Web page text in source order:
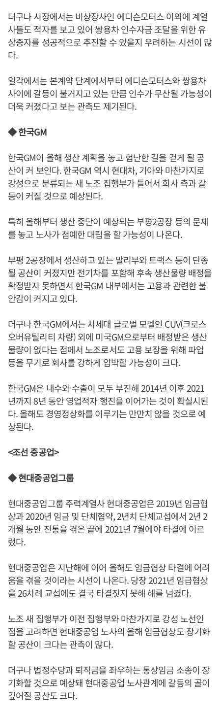
더구나 시장에서는 비상장사인 에디슨모터스 이외에 계열
사들도 적자를 보고 있어 쌍용차 인수자금 조달을 위한 유
상증자를 성공적으로 추진할 수 있을지 우려하는 시선이 많
다.
일각에서는 본계약 단계에서부터 에디슨모터스와 쌍용차
사이에 갈등이 불거지고 있는 만큼 인수가 무산될 가능성이
더욱 커졌다고 보는 관측도 제기된다.
◆ 한국GM
한국GM이 올해 생산 계획을 놓고 험난한 길을 걷게 될 공
산이 커 보인다. 한국GM 역시 현대차, 기아와 마찬가지로
강성으로 분류되는 새 노조 집행부가 들어서 회사 측과 갈
등이 커질 것으로 예상된다.
특히 올해부터 생산 중단이 예상되는 부평2공장 등의 문제
를 놓고 노사가 첨예한 대립을 할 가능성이 나온다.
부평 2공장에서 생산하고 있는 말리부와 트랙스 등이 단종
될 공산이 커졌지만 전기차를 포함해 후속 생산물량 배정을
확정받지 못하면서 한국GM 내부에서는 고용과 관련한 불
안감이 커지고 있다.
더구나 한국GM에서는 차세대 글로벌 모델인 CUV(크로스
오버유틸리티 차량) 외에 미국GM으로부터 배정받은 생산
물량이 없다는 점에서 노조로서도 고용 보장을 위해 파업
등을 무기로 회사를 강하게 압박할 가능성이 크다.
한국GM은 내수와 수출이 모두 부진해 2014년 이후 2021
년까지 8년 동안 영업적자 행진을 이어가는 것이 확실시된
다. 올해도 경영정상화를 이루기는 만만치 않을 것으로 예
상된다.
<조선 중공업>
◆ 현대중공업그룹
현대중공업그룹 주력계열사 현대중공업은 2019년 임금협
상과 2020년 임금 및 단체협약, 2년치 단체교섭에서 2년 2
개월 동안 진통을 겪은 끝에 2021년 7월에야 타결에 이르
렀다.
현대중공업은 지난해에 이어 올해도 임금협상 타결에 어려
움을 겪을 것이라는 시선이 나온다. 당장 2021년 임급협상
을 26차례 교섭에도 결국 타결짓지 못해 해를 넘겼다.
노조 새 집행부가 이전 집행부와 마찬가지로 강성 노선인
점을 고려하면 현대중공업 노사의 올해 임금협상도 장기화
할 공산이 크다는 관측이 많다.
더구나 법정수당과 퇴직금을 좌우하는 통상임금 소송이 장
기화할 것으로 예상돼 현대중공업 노사관계에 갈등의 골이
깊어질 공산도 크다.